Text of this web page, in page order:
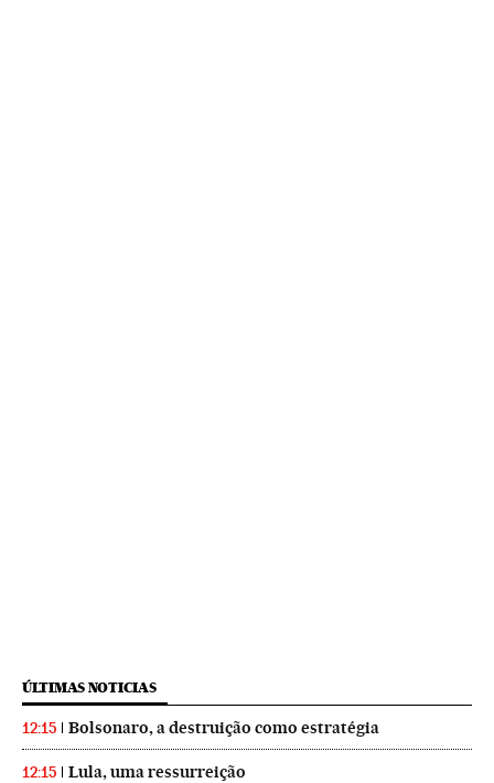
ÚLTIMAS NOTICIAS
12:15 Bolsonaro, a destruição como estratégia
12:15 Lula, uma ressurreição